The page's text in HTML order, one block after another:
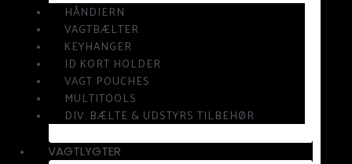
HÅNDJERN
VAGTBÆLTER
KEYHANGER
ID KORT HOLDER
VAGT POUCHES
MULTITOOLS
DIV. BÆLTE & UDSTYRS TILBEHØR
VAGTLYGTER